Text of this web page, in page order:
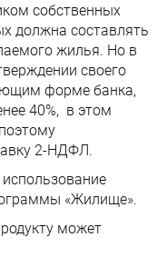
собственных
должна составлять
жилья. Но в
своего
форме банка,
40%, в этом
2-НДФЛ.
«Жилище».
может